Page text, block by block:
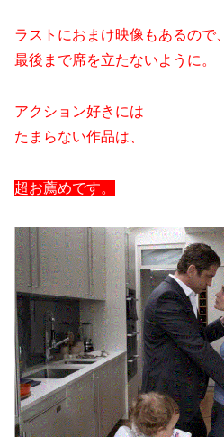
ラストにおまけ映像もあるので、
最後まで席を立たないように。
アクション好きには
たまらない作品は、
超お薦めです。